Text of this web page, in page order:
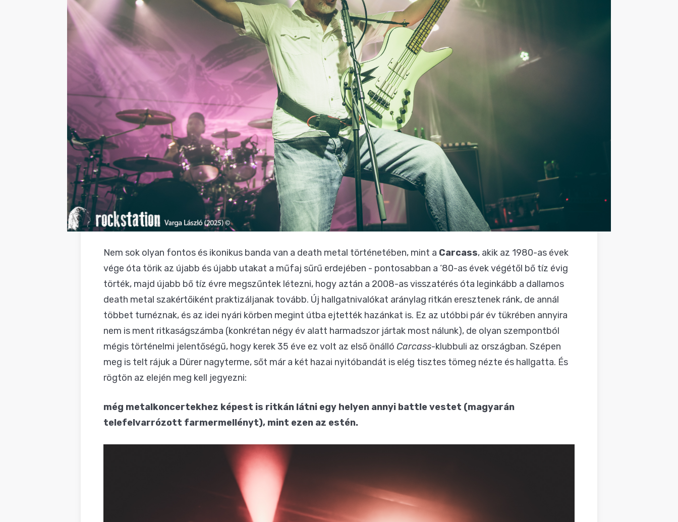
Nem sok olyan fontos és ikonikus banda van a death metal történetében, mint a Carcass, akik az 1980-as évek
vége óta törik az újabb és újabb utakat a műfaj sűrű erdejében - pontosabban a ‘80-as évek végétől bő tíz évig
törték, majd újabb bő tíz évre megszűntek létezni, hogy aztán a 2008-as visszatérés óta leginkább a dallamos
death metal szakértőiként praktizáljanak tovább. Új hallgatnivalókat aránylag ritkán eresztenek ránk, de annál
többet turnéznak, és az idei nyári körben megint útba ejtették hazánkat is. Ez az utóbbi pár év tükrében annyira
nem is ment ritkaságszámba (konkrétan négy év alatt harmadszor jártak most nálunk), de olyan szempontból
mégis történelmi jelentőségű, hogy kerek 35 éve ez volt az első önálló Carcass-klubbuli az országban. Szépen
meg is telt rájuk a Dürer nagyterme, sőt már a két hazai nyitóbandát is elég tisztes tömeg nézte és hallgatta. És
rögtön az elején meg kell jegyezni:
még metalkoncertekhez képest is ritkán látni egy helyen annyi battle vestet (magyarán
telefelvarrózott farmermellényt), mint ezen az estén.